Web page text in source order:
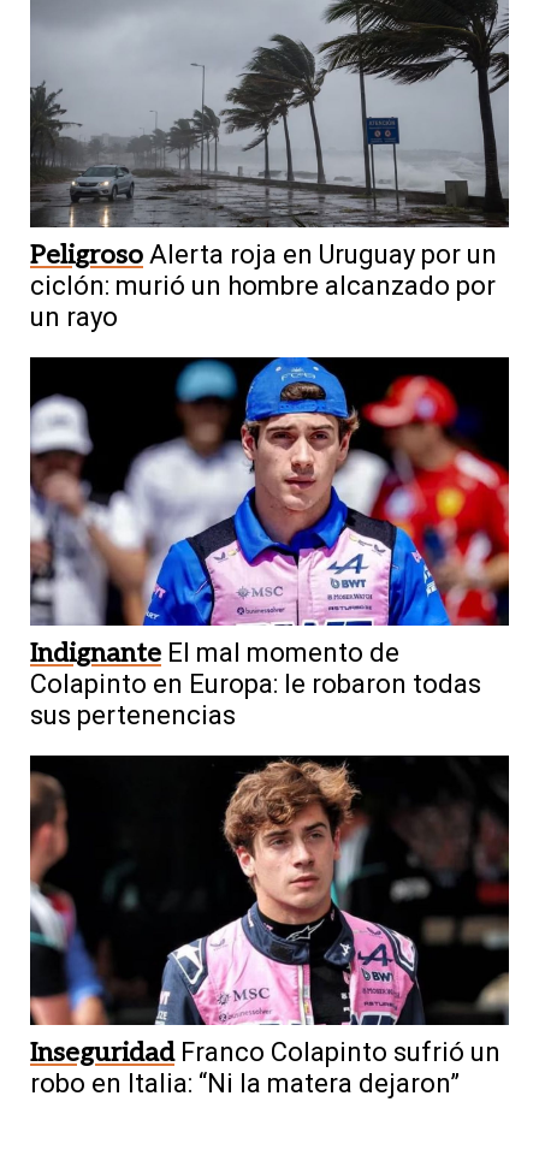
Peligroso Alerta roja en Uruguay por un
ciclón: murió un hombre alcanzado por
un rayo
Indignante El mal momento de
Colapinto en Europa: le robaron todas
sus pertenencias
Inseguridad Franco Colapinto sufrió un
robo en Italia: “Ni la matera dejaron”